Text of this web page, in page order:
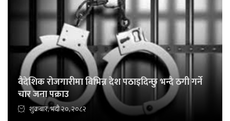
वैदेशिक रोजगारीमा विभिन्न देश पठाइदिन्छु भन्दै ठगी गर्ने
चार जना पक्राउ
शुक्रबार, भदौ २०, २०८२